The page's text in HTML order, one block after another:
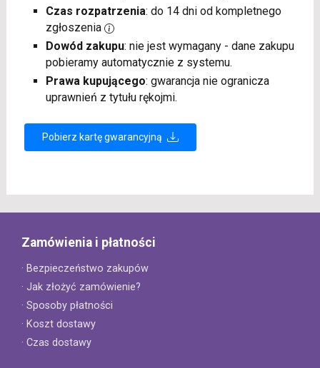
Czas rozpatrzenia: do 14 dni od kompletnego
zgłoszenia
Dowód zakupu: nie jest wymagany - dane zakupu
pobieramy automatycznie z systemu.
Prawa kupującego: gwarancja nie ogranicza
uprawnień z tytułu rękojmi.
Pobierz kartę gwarancyjną
Zamówienia i płatności
· Bezpieczeństwo zakupów
· Jak złożyć zamówienie?
· Sposoby płatności
· Koszt dostawy
· Czas dostawy